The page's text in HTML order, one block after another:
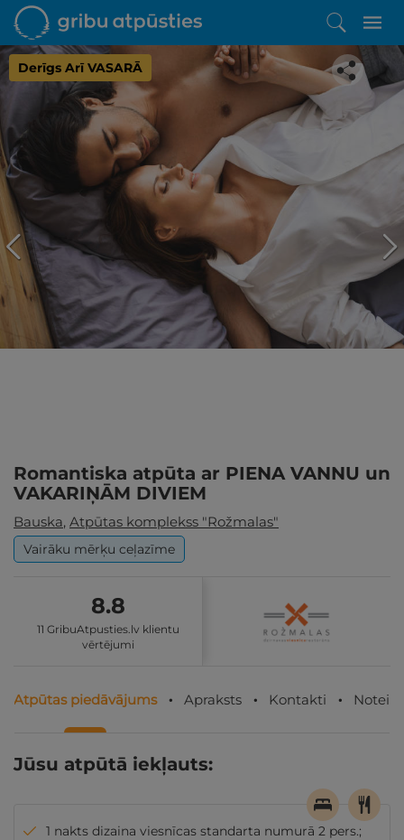
Derīgs Arī VASARĀ
Iepatikās šis piedāvājums?
Līdz brīnišķīgai atpūtai atlikuši tikai daži soļi
PĒRKU
Romantiska atpūta ar PIENA VANNU un
VAKARIŅĀM DIVIEM
Bauska, Atpūtas komplekss "Rožmalas"
Vairāku mērķu ceļazīme
8.8
11 GribuAtpusties.lv klientu
vērtējumi
Atpūtas piedāvājums Apraksts Kontakti
Jūsu atpūtā iekļauts:
1 nakts dizaina viesnīcas standarta numurā 2 pers.;